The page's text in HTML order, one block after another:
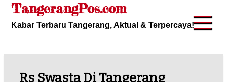
Skip
content
TangerangPos.com
Kabar Terbaru Tangerang, Aktual & Terpercaya!
Rs Swasta Di Tangerang